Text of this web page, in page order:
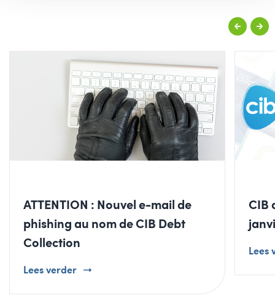
ATTENTION : Nouvel e-mail de
phishing au nom de CIB Debt
Collection
Lees verder
CIB
Lees